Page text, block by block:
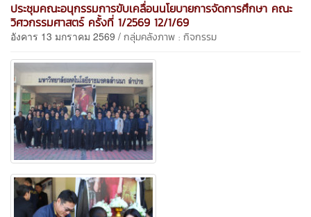
ประชุมคณะอนุกรรมการขับเคลื่อนนโยบายการจัดการศึกษา คณะ
วิศวกรรมศาสตร์ ครั้งที่ 1/2569 12/1/69
อังคาร 13 มกราคม 2569 / กลุ่มคลังภาพ : กิจกรรม